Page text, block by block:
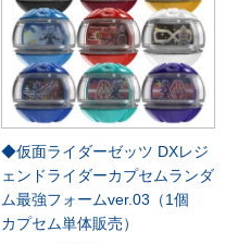
◆仮面ライダーゼッツ DXレジ
ェンドライダーカプセムランダ
ム最強フォームver.03（1個
カプセム単体販売）